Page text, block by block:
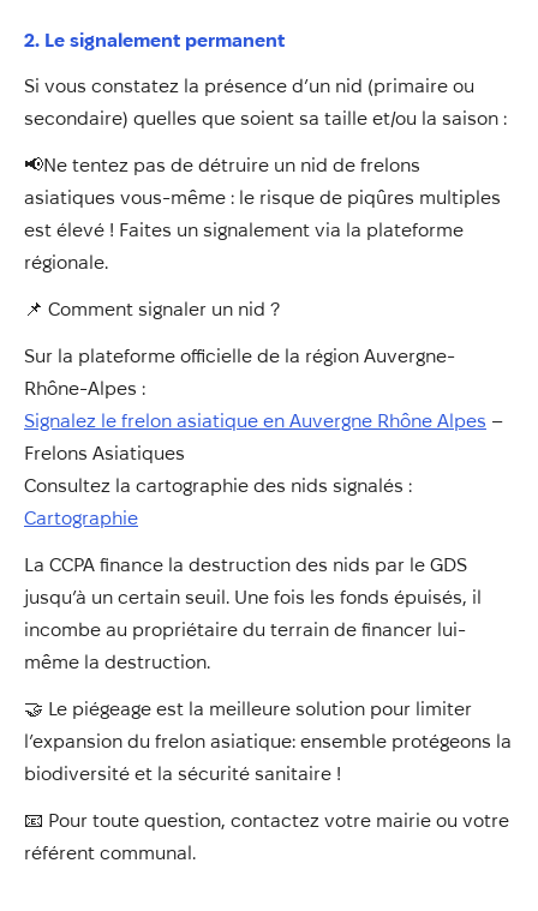
2. Le signalement permanent
Si vous constatez la présence d’un nid (primaire ou
secondaire) quelles que soient sa taille et/ou la saison :
📢Ne tentez pas de détruire un nid de frelons
asiatiques vous-même : le risque de piqûres multiples
est élevé ! Faites un signalement via la plateforme
régionale.
📌 Comment signaler un nid ?
Sur la plateforme officielle de la région Auvergne-
Rhône-Alpes :
Signalez le frelon asiatique en Auvergne Rhône Alpes –
Frelons Asiatiques
Consultez la cartographie des nids signalés :
Cartographie
La CCPA finance la destruction des nids par le GDS
jusqu’à un certain seuil. Une fois les fonds épuisés, il
incombe au propriétaire du terrain de financer lui-
même la destruction.
🤝 Le piégeage est la meilleure solution pour limiter
l’expansion du frelon asiatique: ensemble protégeons la
biodiversité et la sécurité sanitaire !
📧 Pour toute question, contactez votre mairie ou votre
référent communal.